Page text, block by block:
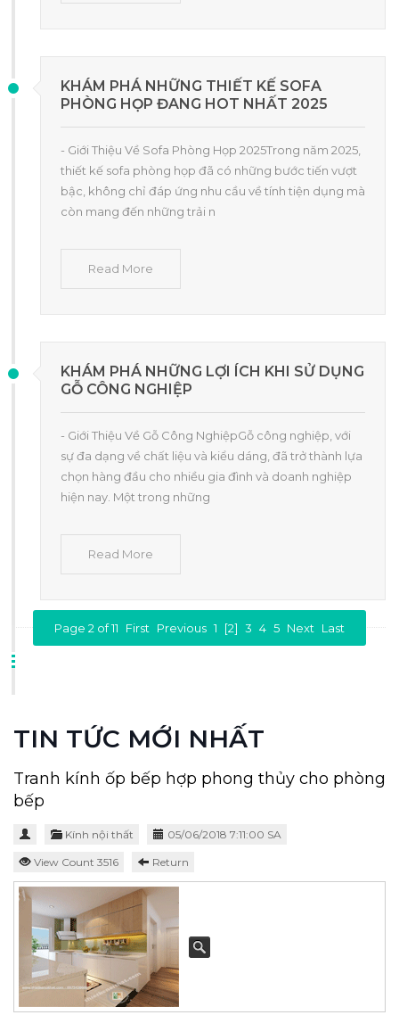
KHÁM PHÁ NHỮNG THIẾT KẾ SOFA
PHÒNG HỌP ĐANG HOT NHẤT 2025
- Giới Thiệu Về Sofa Phòng Họp 2025Trong năm 2025,
thiết kế sofa phòng họp đã có những bước tiến vượt
bậc, không chỉ đáp ứng nhu cầu về tính tiện dụng mà
còn mang đến những trải n
Read More
KHÁM PHÁ NHỮNG LỢI ÍCH KHI SỬ DỤNG
GỖ CÔNG NGHIỆP
- Giới Thiệu Về Gỗ Công NghiệpGỗ công nghiệp, với
sự đa dạng về chất liệu và kiểu dáng, đã trở thành lựa
chọn hàng đầu cho nhiều gia đình và doanh nghiệp
hiện nay. Một trong những
Read More
Page 2 of 11 First Previous 1 [2] 3 4 5 Next Last
TIN TỨC MỚI NHẤT
Tranh kính ốp bếp hợp phong thủy cho phòng
bếp
Kính nội thất 05/06/2018 7:11:00 SA
View Count 3516 Return